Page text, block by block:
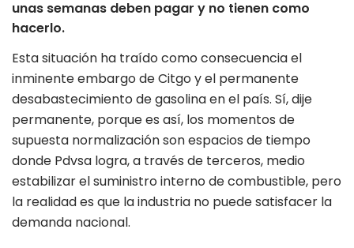
unas semanas deben pagar y no tienen como
hacerlo.
Esta situación ha traído como consecuencia el
inminente embargo de Citgo y el permanente
desabastecimiento de gasolina en el país. Sí, dije
permanente, porque es así, los momentos de
supuesta normalización son espacios de tiempo
donde Pdvsa logra, a través de terceros, medio
estabilizar el suministro interno de combustible, pero
la realidad es que la industria no puede satisfacer la
demanda nacional.